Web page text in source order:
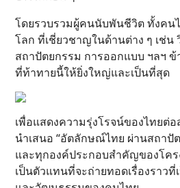
โดยรวบรวมผู้คนนับพันชีวิต ทั้งคน
โลก ที่เชี่ยวชาญในด้านต่าง ๆ เช่น
สถาปัตยกรรม การออกแบบ ฯลฯ
ที่ท้าทายนี้ให้ยิ่งใหญ่และเป็นที่สุด
เพื่อแสดงความรุ่งโรจน์ของไทยต่
นำเสนอ “อัตลักษณ์ไทย ผ่านสถาปั
และทุกองค์ประกอบสำคัญของโคร
เป็นตัวแทนที่จะถ่ายทอดเรื่องราว